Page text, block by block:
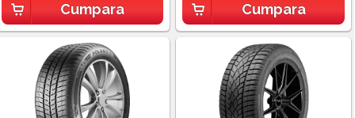
Cumpara Cumpara